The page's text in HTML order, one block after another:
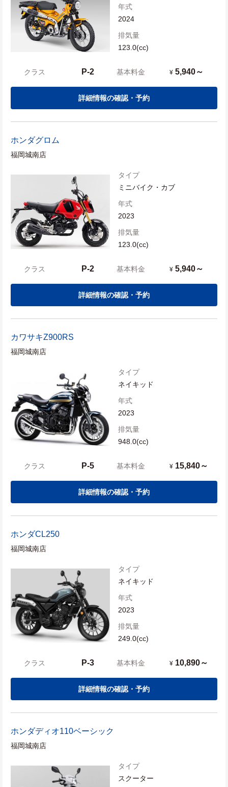
年式
2024
排気量
123.0(cc)
クラス P-2 基本料金 ¥ 5,940～
詳細情報の確認・予約
ホンダグロム
福岡城南店
タイプ
ミニバイク・カブ
年式
2023
排気量
123.0(cc)
クラス P-2 基本料金 ¥ 5,940～
詳細情報の確認・予約
カワサキZ900RS
福岡城南店
タイプ
ネイキッド
年式
2023
排気量
948.0(cc)
クラス P-5 基本料金 ¥ 15,840～
詳細情報の確認・予約
ホンダCL250
福岡城南店
タイプ
ネイキッド
年式
2023
排気量
249.0(cc)
クラス P-3 基本料金 ¥ 10,890～
詳細情報の確認・予約
ホンダディオ110ベーシック
福岡城南店
タイプ
スクーター